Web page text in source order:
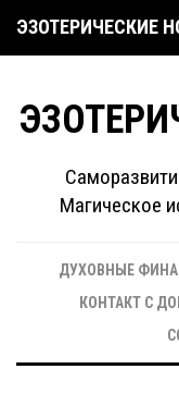
ЭЗОТЕРИЧЕСКИЕ
Магическое
ДУХОВНЫЕ
КОНТАКТ С